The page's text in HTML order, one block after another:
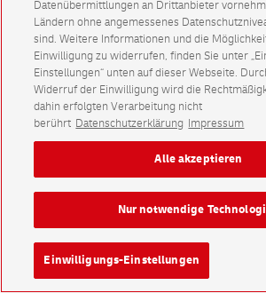
Datenübermittlungen an Drittanbieter
Ländern ohne angemessenes
sind. Weitere Informationen und die
Einwilligung zu widerrufen, finden Sie unter
Einstellungen“ unten auf dieser Webseite.
Widerruf der Einwilligung wird die
dahin erfolgten Verarbeitung nicht
berührt Datenschutzerklärung Impressum
Einwilligungs-Einstellungen
Nur notwendige
Alle akzeptieren